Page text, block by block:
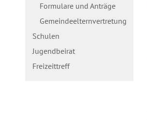
Formulare und Anträge
Gemeindeelternvertretung
Schulen
Jugendbeirat
Freizeittreff